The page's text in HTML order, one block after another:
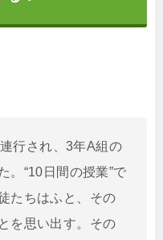
行され、3年A組の
。“10日間の授業”で
たちはふと、その
を思い出す。その